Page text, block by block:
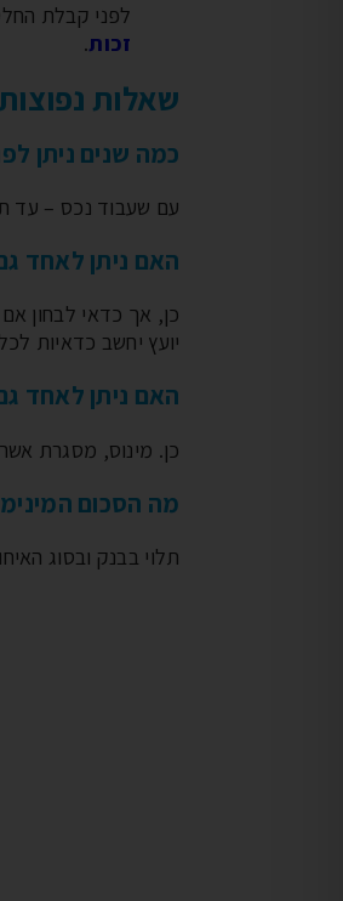
לפני קבלת
זכות.
שאלות נפוצות
כמה שנים ניתן
עם שעבוד נכס – עד תום תקופת
האם ניתן לאחד
יועץ יחשב כדאיות
האם ניתן לאחד
כן. מינוס, מסגרת
מה הסכום
תלוי בבנק ובסוג האיחוד. עם נכס –